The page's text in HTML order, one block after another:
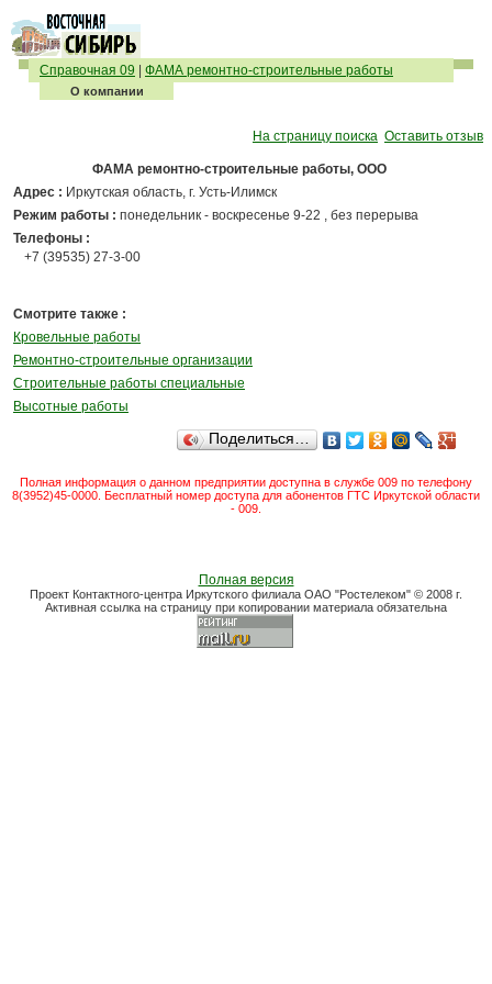
Справочная 09 ФАМА ремонтно-строительные работы
О компании
На страницу поиска Оставить отзыв
ФАМА ремонтно-строительные работы, ООО
Адрес : Иркутская область, г. Усть-Илимск
Режим работы : понедельник - воскресенье 9-22 , без перерыва
Телефоны :
+7 (39535) 27-3-00
Смотрите также :
Кровельные работы
Ремонтно-строительные организации
Строительные работы специальные
Высотные работы
Поделиться…
Полная информация о данном предприятии доступна в службе 009 по телефону
8(3952)45-0000. Бесплатный номер доступа для абонентов ГТС Иркутской области
- 009.
Полная версия
Проект Контактного-центра Иркутского филиала ОАО "Ростелеком" © 2008 г.
Активная ссылка на страницу при копировании материала обязательна